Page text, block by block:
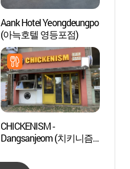
Aank Hotel Yeongdeungpo
(아늑호텔 영등포점)
CHICKENISM -
Dangsanjeom (치키니즘